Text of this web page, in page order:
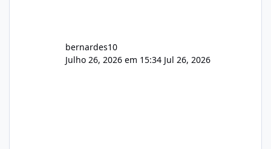
bernardes10
Julho 26, 2026 em 15:34 Jul 26, 2026